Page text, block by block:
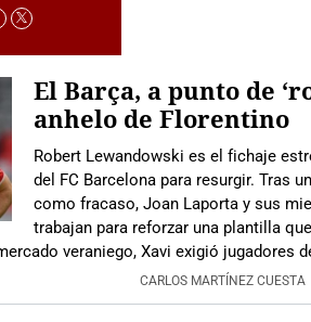
El Barça, a punto de
anhelo de Florentino
Robert Lewandowski es el fichaje
del FC Barcelona para resurgir. Tras
como fracaso, Joan Laporta y sus
trabajan para reforzar una plantilla
veraniego, Xavi exigió jugadores
CARLOS MARTÍNEZ CUESTA